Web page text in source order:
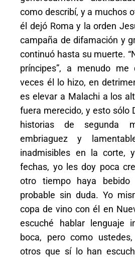
como describí, y a muchos
él dejó Roma y la orden
campaña de difamación y
continuó hasta su muerte.
príncipes”, a menudo me
veces él lo hizo, en
es elevar a Malachi a los
fuera merecido, y esto sólo
historias de segunda
embriaguez y
inadmisibles en la corte,
fechas, yo les doy poca
otro tiempo haya
probable sin duda. Yo
copa de vino con él en
escuché hablar lenguaje
boca, pero como
otros que sí lo han